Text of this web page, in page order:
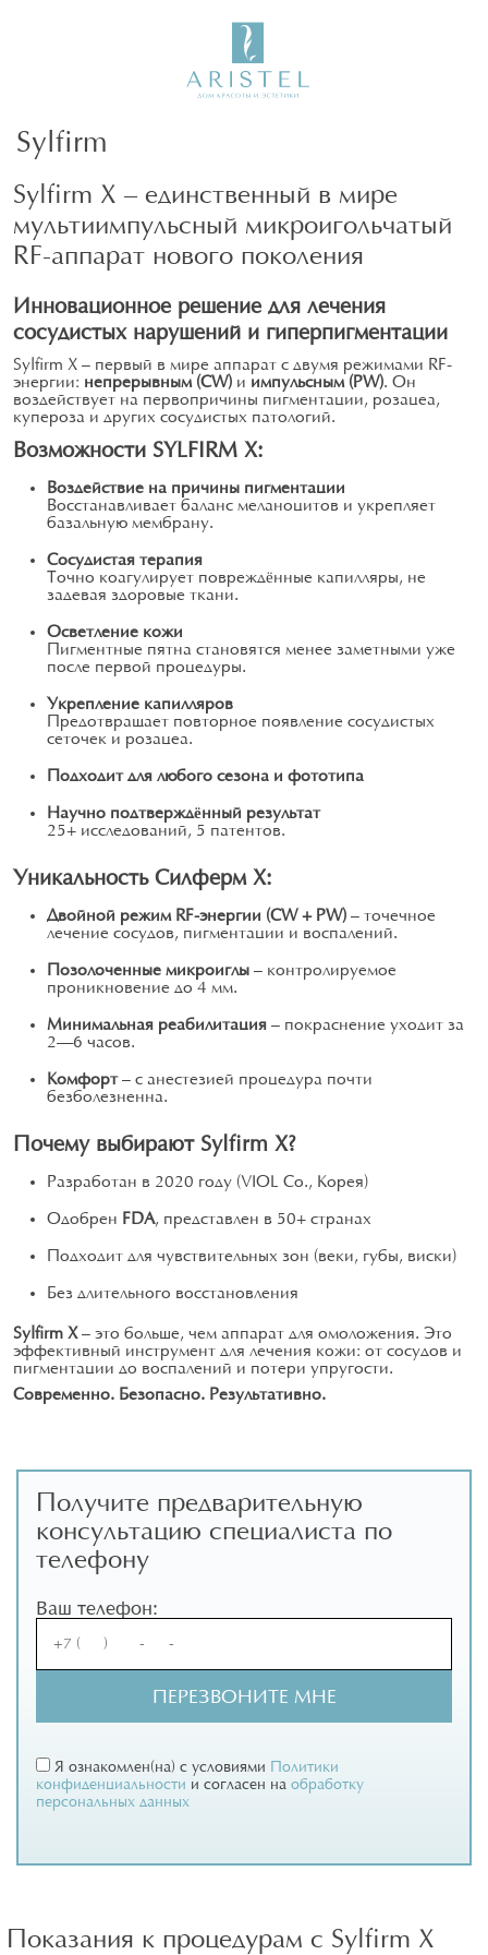
Sylfirm
Sylfirm X — единственный в мире
мультиимпульсный микроигольчатый
RF-аппарат нового поколения
Инновационное решение для лечения
сосудистых нарушений и гиперпигментации
Sylfirm X — первый в мире аппарат с двумя режимами RF-
энергии: непрерывным (CW) и импульсным (PW). Он
воздействует на первопричины пигментации, розацеа,
купероза и других сосудистых патологий.
Возможности SYLFIRM X:
Воздействие на причины пигментации
Восстанавливает баланс меланоцитов и укрепляет
базальную мембрану.
Сосудистая терапия
Точно коагулирует повреждённые капилляры, не
задевая здоровые ткани.
Осветление кожи
Пигментные пятна становятся менее заметными уже
после первой процедуры.
Укрепление капилляров
Предотвращает повторное появление сосудистых
сеточек и розацеа.
Подходит для любого сезона и фототипа
Научно подтверждённый результат
25+ исследований, 5 патентов.
Уникальность Силферм X:
Двойной режим RF-энергии (CW + PW) — точечное
лечение сосудов, пигментации и воспалений.
Позолоченные микроиглы — контролируемое
проникновение до 4 мм.
Минимальная реабилитация — покраснение уходит за
2–6 часов.
Комфорт— с анестезией процедура почти
безболезненна.
Почему выбирают Sylfirm X?
Разработан в 2020 году (VIOL Co., Корея)
Одобрен FDA, представлен в 50+ странах
Подходит для чувствительных зон (веки, губы, виски)
Без длительного восстановления
Sylfirm X— это больше, чем аппарат для омоложения. Это
эффективный инструмент для лечения кожи: от сосудов и
пигментации до воспалений и потери упругости.
Современно. Безопасно. Результативно.
Получите предварительную
консультацию специалиста по
телефону
Ваш телефон:
Я ознакомлен(на) с условиями Политики
конфиденциальности и согласен на обработку
персональных данных
Показания к процедурам с Sylfirm X